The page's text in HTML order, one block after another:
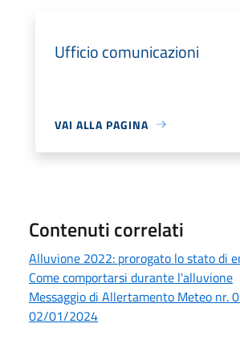
Ufficio comunicazioni
VAI ALLA PAGINA
Contenuti correlati
Alluvione 2022: prorogato lo stato di
Come comportarsi durante l'alluvione
Messaggio di Allertamento Meteo nr.
02/01/2024